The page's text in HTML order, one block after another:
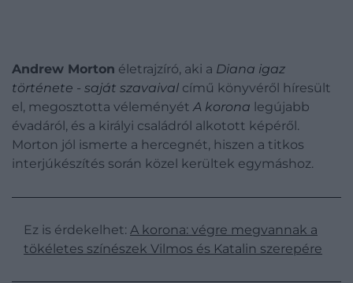
Andrew Morton életrajzíró, aki a Diana igaz
története - saját szavaival című könyvéről híresült
el, megosztotta véleményétA korona legújabb
évadáról, és a királyi családról alkotott képéről.
Morton jól ismerte a hercegnét, hiszen a titkos
interjúkészítés során közel kerültek egymáshoz.
Ez is érdekelhet: A korona: végre megvannak a
tökéletes színészek Vilmos és Katalin szerepére